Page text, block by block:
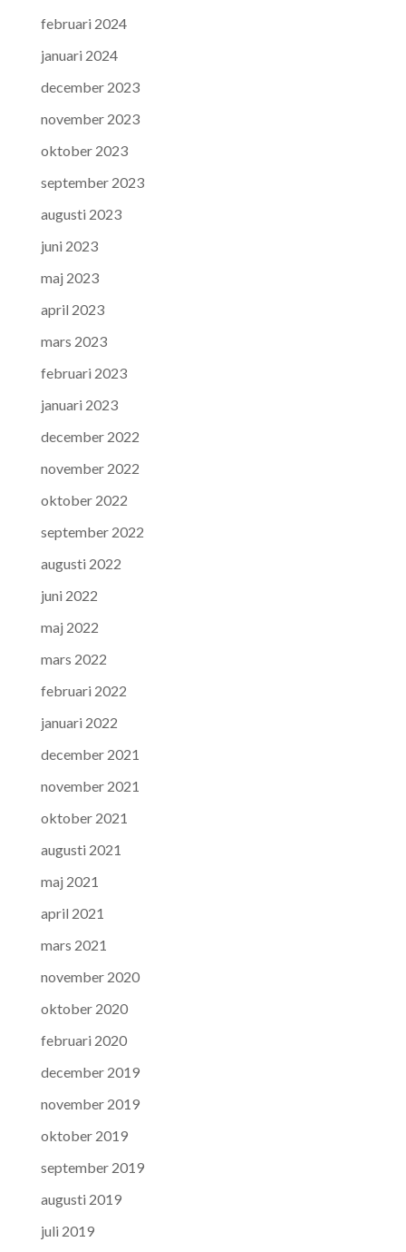
februari 2024
januari 2024
december 2023
november 2023
oktober 2023
september 2023
augusti 2023
juni 2023
maj 2023
april 2023
mars 2023
februari 2023
januari 2023
december 2022
november 2022
oktober 2022
september 2022
augusti 2022
juni 2022
maj 2022
mars 2022
februari 2022
januari 2022
december 2021
november 2021
oktober 2021
augusti 2021
maj 2021
april 2021
mars 2021
november 2020
oktober 2020
februari 2020
december 2019
november 2019
oktober 2019
september 2019
augusti 2019
juli 2019